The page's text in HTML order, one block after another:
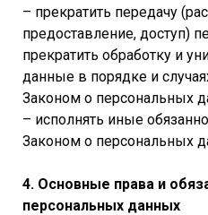
– прекратить передачу
предоставление, доступ)
прекратить обработку и
данные в порядке и
Законом о персональных
– исполнять иные
Законом о персональных
4. Основные права и
персональных данных